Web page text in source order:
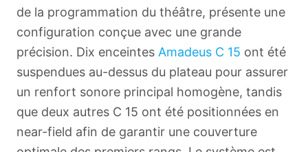
English
de la programmation du théâtre, présente une
configuration conçue avec une grande
précision. Dix enceintes Amadeus C 15 ont été
suspendues au-dessus du plateau pour assurer
un renfort sonore principal homogène, tandis
que deux autres C 15 ont été positionnées en
near-field afin de garantir une couverture